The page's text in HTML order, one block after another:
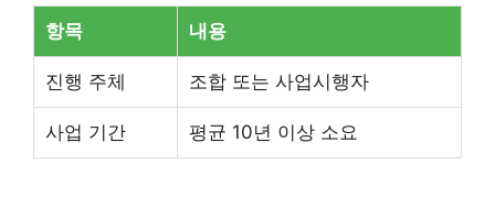
항목 내용
진행 주체 조합 또는 사업시행자
사업 기간 평균 10년 이상 소요